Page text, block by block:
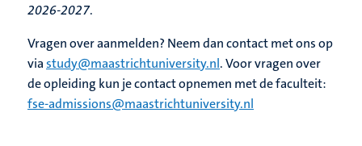
2026-2027.
Vragen over aanmelden? Neem dan contact met ons op
viastudy@maastrichtuniversity.nl. Voor vragen over
de opleiding kun je contact opnemen met de faculteit:
fse-admissions@maastrichtuniversity.nl